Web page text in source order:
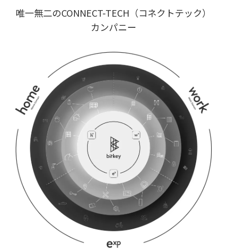
唯一無二のCONNECT-TECH（コネクトテック）
カンパニー